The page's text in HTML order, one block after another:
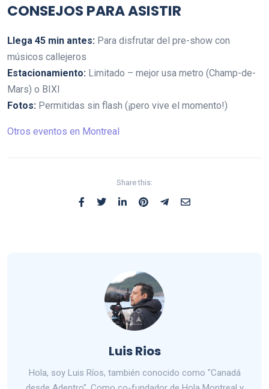
CONSEJOS PARA ASISTIR
Llega 45 min antes: Para disfrutar del pre-show con
músicos callejeros
Estacionamiento: Limitado – mejor usa metro (Champ-de-
Mars) o BIXI
Fotos: Permitidas sin flash (¡pero vive el momento!)
Otros eventos en Montreal
Share this:
Luis Rios
Hola, soy Luis Ríos, también conocido como "Canadá